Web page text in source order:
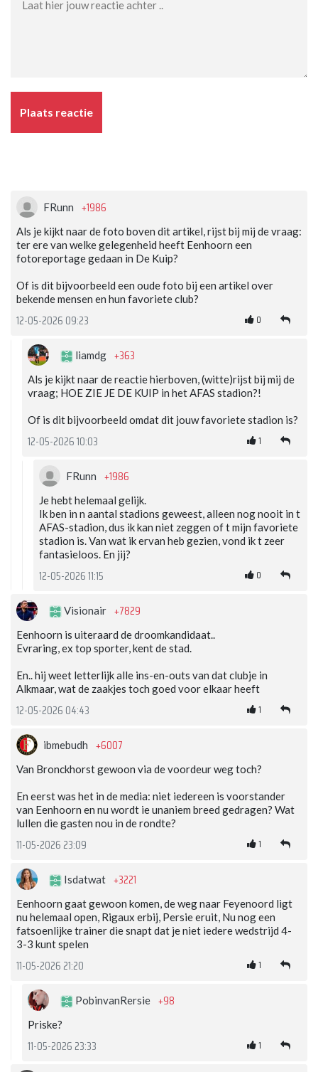
Plaats reactie
FRunn +1986
Als je kijkt naar de foto boven dit artikel, rijst bij mij de vraag:
ter ere van welke gelegenheid heeft Eenhoorn een
fotoreportage gedaan in De Kuip?
Of is dit bijvoorbeeld een oude foto bij een artikel over
bekende mensen en hun favoriete club?
12-05-2026 09:23 0
liamdg +363
Als je kijkt naar de reactie hierboven, (witte)rijst bij mij de
vraag; HOE ZIE JE DE KUIP in het AFAS stadion?!
Of is dit bijvoorbeeld omdat dit jouw favoriete stadion is?
12-05-2026 10:03 1
FRunn +1986
Je hebt helemaal gelijk.
Ik ben in n aantal stadions geweest, alleen nog nooit in t
AFAS-stadion, dus ik kan niet zeggen of t mijn favoriete
stadion is. Van wat ik ervan heb gezien, vond ik t zeer
fantasieloos. En jij?
12-05-2026 11:15 0
Visionair +7829
Eenhoorn is uiteraard de droomkandidaat..
Evraring, ex top sporter, kent de stad.
En.. hij weet letterlijk alle ins-en-outs van dat clubje in
Alkmaar, wat de zaakjes toch goed voor elkaar heeft
12-05-2026 04:43 1
ibmebudh +6007
Van Bronckhorst gewoon via de voordeur weg toch?
En eerst was het in de media: niet iedereen is voorstander
van Eenhoorn en nu wordt ie unaniem breed gedragen? Wat
lullen die gasten nou in de rondte?
11-05-2026 23:09 1
Isdatwat +3221
Eenhoorn gaat gewoon komen, de weg naar Feyenoord ligt
nu helemaal open, Rigaux erbij, Persie eruit, Nu nog een
fatsoenlijke trainer die snapt dat je niet iedere wedstrijd 4-
3-3 kunt spelen
11-05-2026 21:20 1
PobinvanRersie +98
Priske?
11-05-2026 23:33 1